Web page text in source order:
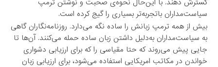
گسترش دهند. با این‌حال نحوه‌ی صحبت و نوشتن ترمپ
سیاست‌مداران باتجربه‌تر بسیاری را گیج کرده است.
بیش از همه ترمپ زبانش را ساده نگه می‌دارد. روزنامه‌نگاران گاهی
به سیاست‌مداران به‌دلیل داشتن زبان ساده حمله می‌کنند. آن‌ها تا
جایی پیش می‌روند که حتا مقیاسی را که برای ارزیابی دشواری
خواندن در مکاتب امریکایی استفاده می‌شود، برای ارزیابی زبان